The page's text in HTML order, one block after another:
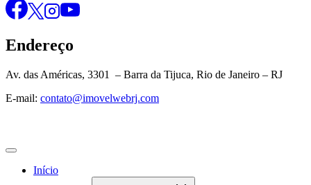
Endereço
Av. das Américas, 3301 – Barra da Tijuca, Rio de Janeiro – RJ
E-mail: contato@imovelwebrj.com
Início